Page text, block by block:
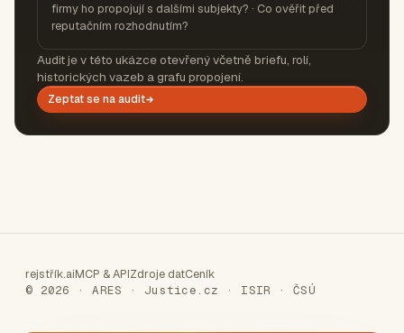
firmy ho propojují s dalšími subjekty? · Co ověřit před
reputačním rozhodnutím?
Audit je v této ukázce otevřený včetně briefu, rolí,
historických vazeb a grafu propojení.
Zeptat se na audit
rejstřík.aiMCP & APIZdroje datCeník
© 2026 · ARES · Justice.cz · ISIR · ČSÚ